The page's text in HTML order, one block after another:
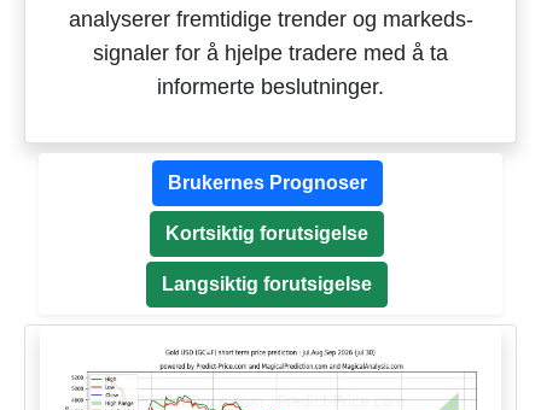
analyserer fremtidige trender og markeds-
signaler for å hjelpe tradere med å ta
informerte beslutninger.
Brukernes Prognoser
Kortsiktig forutsigelse
Langsiktig forutsigelse